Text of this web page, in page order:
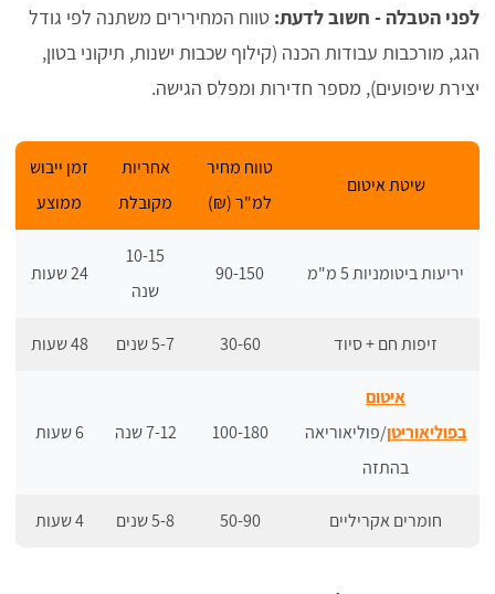
לפני הטבלה - חשוב לדעת: טווח המחירירים משתנה לפי גודל
הגג, מורכבות עבודות הכנה (קילוף שכבות ישנות, תיקוני בטון,
יצירת שיפועים), מספר חדירות ומפלס הגישה.
שיטת איטום
טווח מחיר
למ"ר (₪)
אחריות
מקובלת
זמן ייבוש
ממוצע
יריעות ביטומניות 5 מ"מ 90-150
10-15
שנה
24 שעות
זיפות חם + סיוד 30-60 5-7 שנים 48 שעות
איטום
בפוליאוריטן/פוליאוריאה
בהתזה
100-180 7-12 שנה 6 שעות
חומרים אקריליים 50-90 5-8 שנים 4 שעות